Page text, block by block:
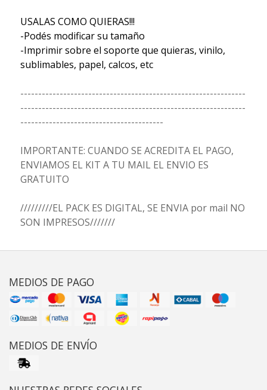
USALAS COMO QUIERAS!!!
-Podés modificar su tamaño
-Imprimir sobre el soporte que quieras, vinilo,
sublimables, papel, calcos, etc
---------------------------------------------------------------
---------------------------------------------------------------
----------------------------------------
IMPORTANTE: CUANDO SE ACREDITA EL PAGO,
ENVIAMOS EL KIT A TU MAIL EL ENVIO ES
GRATUITO
/////////EL PACK ES DIGITAL, SE ENVIA por mail NO
SON IMPRESOS///////
MEDIOS DE PAGO
MEDIOS DE ENVÍO